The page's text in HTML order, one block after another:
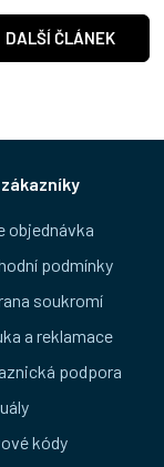
DALŠÍ ČLÁNEK
objednávka
podmínky
soukromí
a reklamace
podpora
kódy